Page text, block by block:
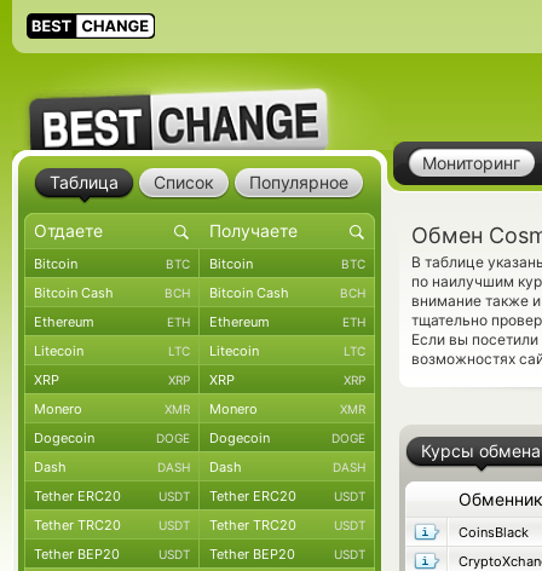
Мониторинг
Обмен
В таблице
по наилучшим
внимание также
тщательно
Если вы
возможностях
Курсы обмена
Обменник
CoinsBlack
Таблица Список Популярное
Bitcoin BTC Bitcoin BTC
Bitcoin Cash BCH Bitcoin Cash BCH
Ethereum ETH Ethereum ETH
Litecoin LTC Litecoin LTC
XRP XRP XRP XRP
Monero XMR Monero XMR
Dogecoin DOGE Dogecoin DOGE
Dash DASH Dash DASH
Tether ERC20 USDT Tether ERC20 USDT
Tether TRC20 USDT Tether TRC20 USDT
Tether BEP20 USDT Tether BEP20 USDT